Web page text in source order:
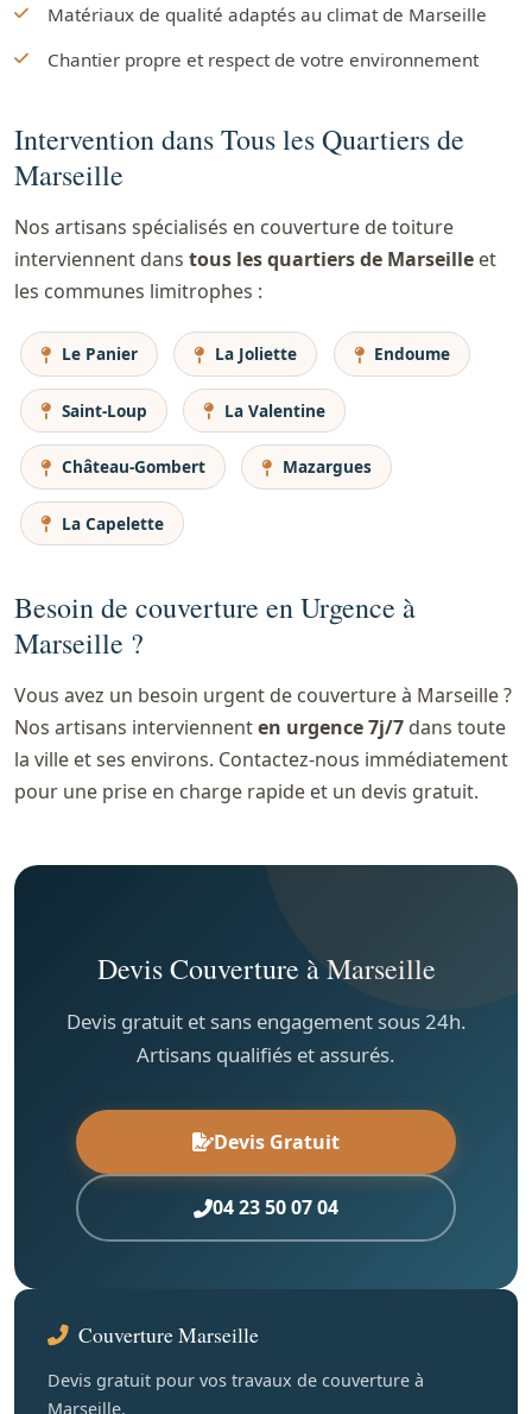
Matériaux de qualité adaptés au climat de Marseille
Chantier propre et respect de votre environnement
Intervention dans Tous les Quartiers de
Marseille
Nos artisans spécialisés en couverture de toiture
interviennent dans tous les quartiers de Marseille et
les communes limitrophes :
Le Panier La Joliette Endoume
Saint-Loup La Valentine
Château-Gombert Mazargues
La Capelette
Besoin de couverture en Urgence à
Marseille ?
Vous avez un besoin urgent de couverture à Marseille ?
Nos artisans interviennenten urgence 7j/7 dans toute
la ville et ses environs. Contactez-nous immédiatement
pour une prise en charge rapide et un devis gratuit.
Devis Couverture à Marseille
Devis gratuit et sans engagement sous 24h.
Artisans qualifiés et assurés.
Devis Gratuit
04 23 50 07 04
Couverture Marseille
Devis gratuit pour vos travaux de couverture à
Marseille.